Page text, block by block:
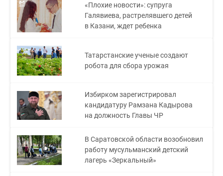
«Плохие новости»: супруга
Галявиева, растрелявшего детей
в Казани, ждет ребенка
Татарстанские ученые создают
робота для сбора урожая
Избирком зарегистрировал
кандидатуру Рамзана Кадырова
на должность Главы ЧР
В Саратовской области возобновил
работу мусульманский детский
лагерь «Зеркальный»